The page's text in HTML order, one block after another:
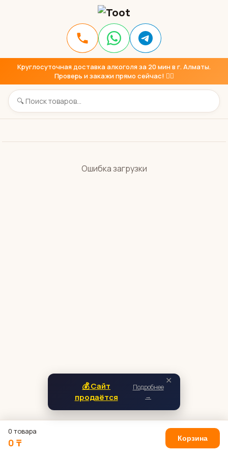
Круглосуточная доставка алкоголя за 20 мин в г. Алматы.
Проверь и закажи прямо сейчас! 👇🏼
Ошибка загрузки
✕
💰 Сайт
продаётся
Подробнее
→
0 товара
0 ₸ Корзина